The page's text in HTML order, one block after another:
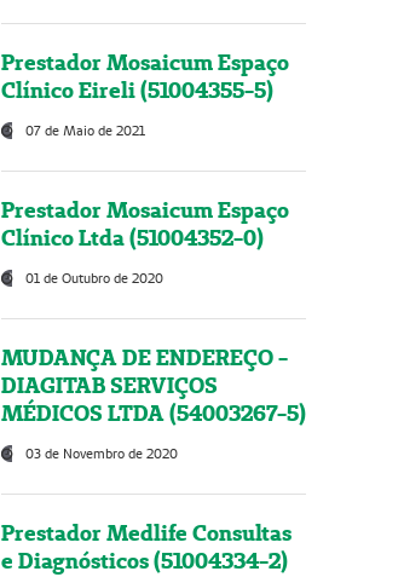
Prestador Mosaicum Espaço
Clínico Eireli (51004355-5)
07 de Maio de 2021
Prestador Mosaicum Espaço
Clínico Ltda (51004352-0)
01 de Outubro de 2020
MUDANÇA DE ENDEREÇO -
DIAGITAB SERVIÇOS
MÉDICOS LTDA (54003267-5)
03 de Novembro de 2020
Prestador Medlife Consultas
e Diagnósticos (51004334-2)